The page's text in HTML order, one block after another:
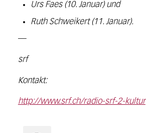
Urs Faes (10. Januar) und
Ruth Schweikert (11. Januar).
—
srf
Kontakt:
http://www.srf.ch/radio-srf-2-kultur